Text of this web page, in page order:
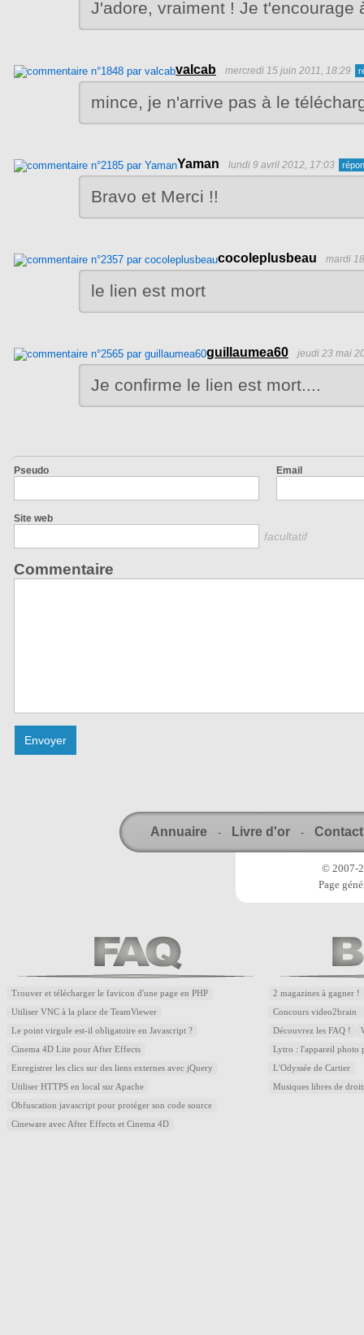
J'adore, vraiment ! Je t'encourage
valcab mercredi 15 juin 2011, 18:29
mince, je n'arrive pas à le
Yaman lundi 9 avril 2012, 17:03
Bravo et Merci !!
cocoleplusbeau mardi
le lien est mort
guillaumea60 jeudi 23 mai
Je confirme le lien est mort....
Pseudo Email
Site web
facultatif
Commentaire
Annuaire - Livre d'or - Contact
© 2007-
Page
Trouver et télécharger le favicon d'une page en PHP
Utiliser VNC à la place de TeamViewer
Le point virgule est-il obligatoire en Javascript ?
Cinema 4D Lite pour After Effects
Enregistrer les clics sur des liens externes avec jQuery
Utiliser HTTPS en local sur Apache
Obfuscation javascript pour protéger son code source
Cineware avec After Effects et Cinema 4D
2 magazines à gagner !
Concours video2brain
Découvrez les FAQ !
Lytro : l'appareil photo
L'Odyssée de Cartier
Musiques libres de